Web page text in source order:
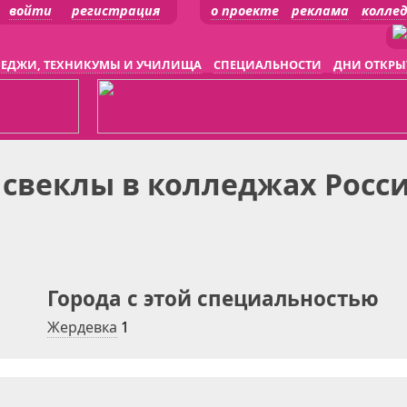
о проекте реклама
войти регистрация
ТЕХНИКУМЫ И УЧИЛИЩА СПЕЦИАЛЬНОСТИ ДНИ
в колледжах
Города с этой специальностью
Жердевка 1